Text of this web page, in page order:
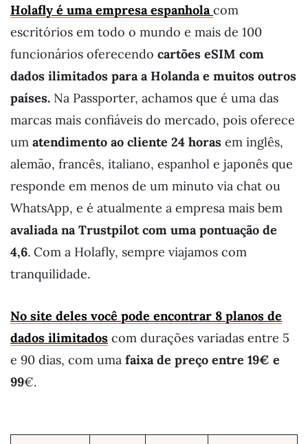
Holafly é uma empresa espanhola com
escritórios em todo o mundo e mais de 100
funcionários oferecendo cartões eSIM com
dados ilimitados para a Holanda e muitos outros
países. Na Passporter, achamos que é uma das
marcas mais confiáveis do mercado, pois oferece
um atendimento ao cliente 24 horas em inglês,
alemão, francês, italiano, espanhol e japonês que
responde em menos de um minuto via chat ou
WhatsApp, e é atualmente a empresa mais bem
avaliada na Trustpilot com uma pontuação de
4,6. Com a Holafly, sempre viajamos com
tranquilidade.
No site deles você pode encontrar 8 planos de
dados ilimitados com durações variadas entre 5
e 90 dias, com uma faixa de preço entre 19€ e
99€.